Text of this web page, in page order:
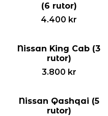
(6 rutor)
4.400 kr
Nissan King Cab (3
rutor)
3.800 kr
Nissan Qashqai (5
rutor)